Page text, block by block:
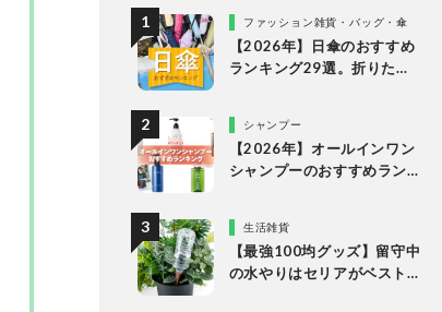
ファッション雑貨・バッグ・傘
【2026年】日傘のおすすめ
ランキング29選。折りたた
シャンプー
【2026年】オールインワン
シャンプーのおすすめラン
をプロと比較
生活雑貨
【最強100均グッズ】留守中
の水やりはセリアがベスト